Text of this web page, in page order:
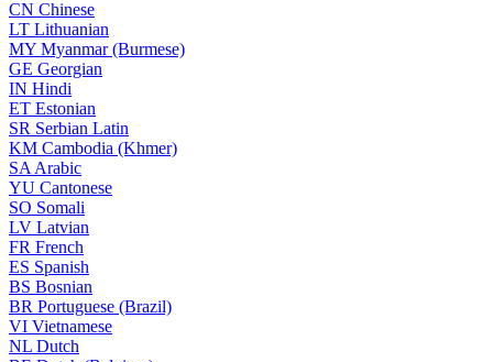
CN Chinese
LT Lithuanian
MY Myanmar (Burmese)
GE Georgian
IN Hindi
ET Estonian
SR Serbian Latin
KM Cambodia (Khmer)
SA Arabic
YU Cantonese
SO Somali
LV Latvian
FR French
ES Spanish
BS Bosnian
BR Portuguese (Brazil)
VI Vietnamese
NL Dutch